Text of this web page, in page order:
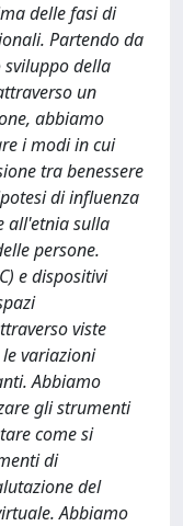
delle fasi di
Partendo da
della
un
abbiamo
i modi in cui
tra benessere
di influenza
all'etnia sulla
persone.
e dispositivi
viste
variazioni
Abbiamo
gli strumenti
come si
di
del
Abbiamo